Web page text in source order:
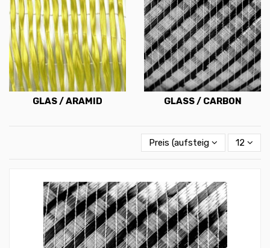
GLAS / ARAMID GLASS / CARBON
Preis (aufsteigend) 12